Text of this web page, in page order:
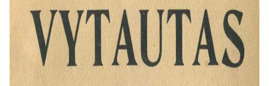
Tai išsami, chronologiškai sudaryta
monografija, aprėpianti visą Vytauto
Didžiojo epochą. Knygoje nuosekliai
nagrinėjami šie aspektai:
Istorinis kontekstas:
Pateikiama
Lietuvos padėtis iki Vytauto